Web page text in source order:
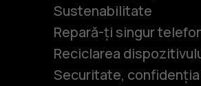
Sustenabilitate
Repară-ți singur
Reciclarea
Securitate,